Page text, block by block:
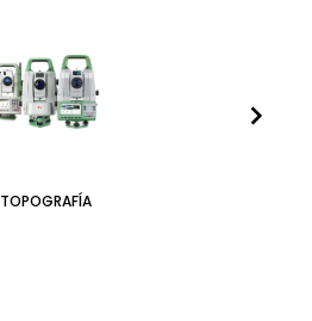
TOPOGRAFÍA